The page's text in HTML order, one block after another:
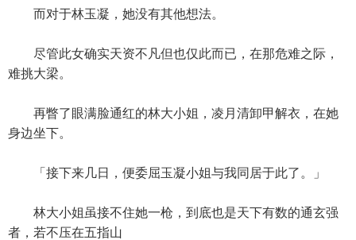
而对于林玉凝，她没有其他想法。
尽管此女确实天资不凡但也仅此而已，在那危难之际，
难挑大梁。
再瞥了眼满脸通红的林大小姐，凌月清卸甲解衣，在她
身边坐下。
「接下来几日，便委屈玉凝小姐与我同居于此了。」
林大小姐虽接不住她一枪，到底也是天下有数的通玄强
者，若不压在五指山